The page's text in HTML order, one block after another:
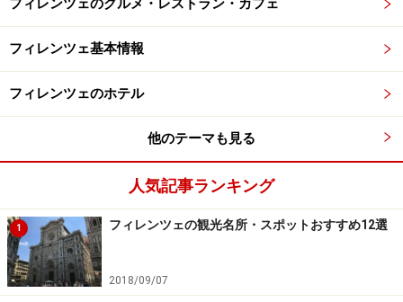
紀の美しいヴィッラを改造したシエナのB&B情報もご参
考に。
トランテシリーズ を要チェック！
※記事内容は執筆時点のものです。最新の内容をご確認くださ
い。
※海外を訪れる際には最新情報の入手に努め、「
」を確認するなど、安全確保に十分注意を払ってく
ださい。
フィレンツェのグルメ・レストラン・カフェ
フィレンツェ基本情報
フィレンツェのホテル
他のテーマも見る
人気記事ランキング
1 フィレンツェの観光名所・スポットおすすめ12選
2018/09/07